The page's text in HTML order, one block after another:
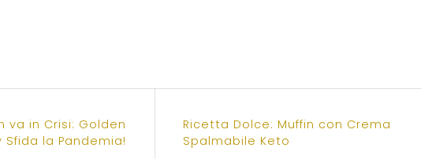
va in Crisi: Golden
Sfida la Pandemia!
Ricetta Dolce: Muffin con Crema
Spalmabile Keto